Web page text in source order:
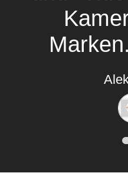
und